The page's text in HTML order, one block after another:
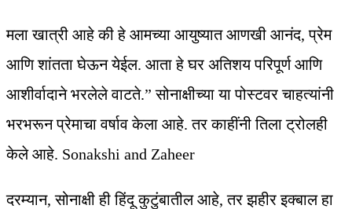
मला खात्री आहे की हे आमच्या आयुष्यात आणखी आनंद, प्रेम
आणि शांतता घेऊन येईल. आता हे घर अतिशय परिपूर्ण आणि
आशीर्वादाने भरलेले वाटते.” सोनाक्षीच्या या पोस्टवर चाहत्यांनी
भरभरून प्रेमाचा वर्षाव केला आहे. तर काहींनी तिला ट्रोलही
केले आहे. Sonakshi and Zaheer
दरम्यान, सोनाक्षी ही हिंदू कुटुंबातील आहे, तर झहीर इक्बाल हा